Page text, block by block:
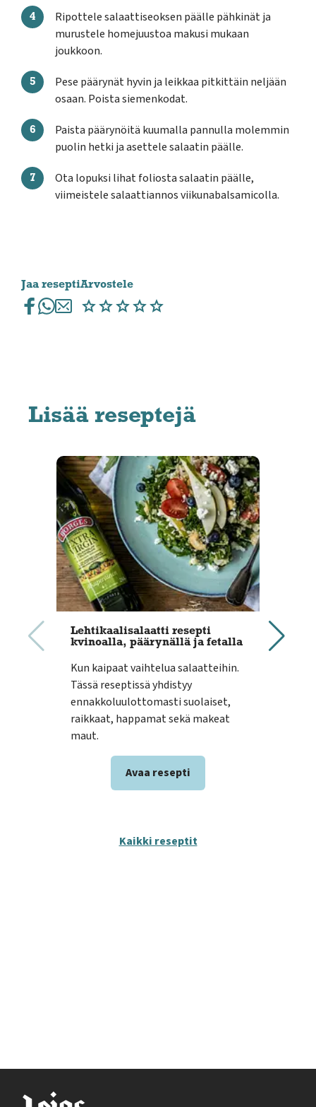
Ripottele salaattiseoksen päälle pähkinät ja
murustele homejuustoa makusi mukaan
joukkoon.
Pese päärynät hyvin ja leikkaa pitkittäin neljään
osaan. Poista siemenkodat.
Paista päärynöitä kuumalla pannulla molemmin
puolin hetki ja asettele salaatin päälle.
Ota lopuksi lihat foliosta salaatin päälle,
viimeistele salaattiannos viikunabalsamicolla.
Jaa reseptiArvostele
Lisää reseptejä
Lehtikaalisalaatti resepti
kvinoalla, päärynällä ja fetalla
Kun kaipaat vaihtelua salaatteihin.
Tässä reseptissä yhdistyy
ennakkoluulottomasti suolaiset,
raikkaat, happamat sekä makeat
maut.
Avaa resepti
Kaikki reseptit